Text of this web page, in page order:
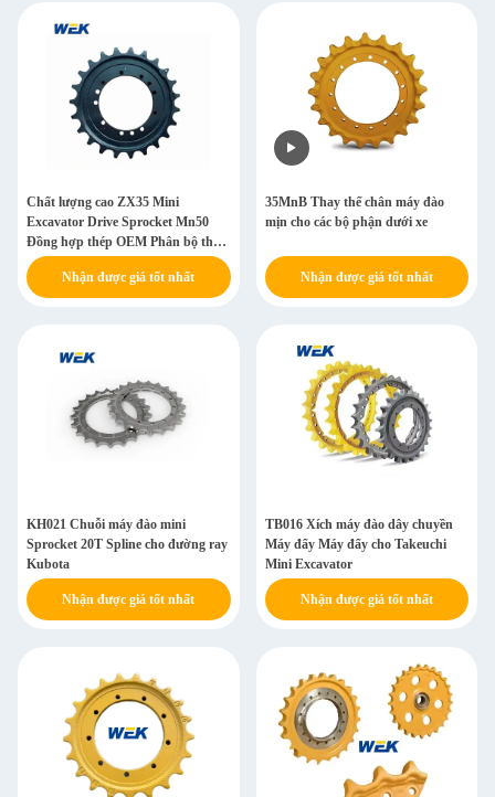
Chất lượng cao ZX35 Mini
Excavator Drive Sprocket Mn50
Đồng hợp thép OEM Phân bộ thay
thế
Nhận được giá tốt nhất
35MnB Thay thế chân máy đào
mịn cho các bộ phận dưới xe
Nhận được giá tốt nhất
KH021 Chuỗi máy đào mini
Sprocket 20T Spline cho đường ray
Kubota
Nhận được giá tốt nhất
TB016 Xích máy đào dây chuyền
Máy đẩy Máy đẩy cho Takeuchi
Mini Excavator
Nhận được giá tốt nhất